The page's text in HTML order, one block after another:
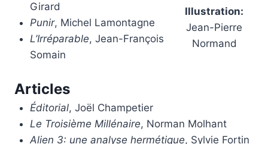
Illustration:
Jean-Pierre
Normand
Girard
Punir, Michel Lamontagne
L’Irréparable, Jean-François
Somain
Articles
Éditorial, Joël Champetier
Le Troisième Millénaire, Norman Molhant
Alien 3: une analyse hermétique, Sylvie Fortin